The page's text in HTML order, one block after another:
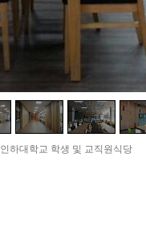
인하대학교 학생 및 교직원식당